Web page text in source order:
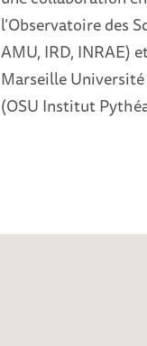
l’Observatoire des
AMU, IRD, INRAE)
Marseille
(OSU Institut